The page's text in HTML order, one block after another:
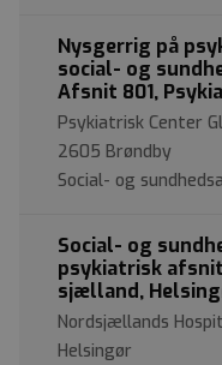
Nysgerrig på
social- og
Afsnit 801,
Psykiatrisk Center
2605 Brøndby
Social- og
Social- og
psykiatrisk
sjælland,
Nordsjællands
Helsingør